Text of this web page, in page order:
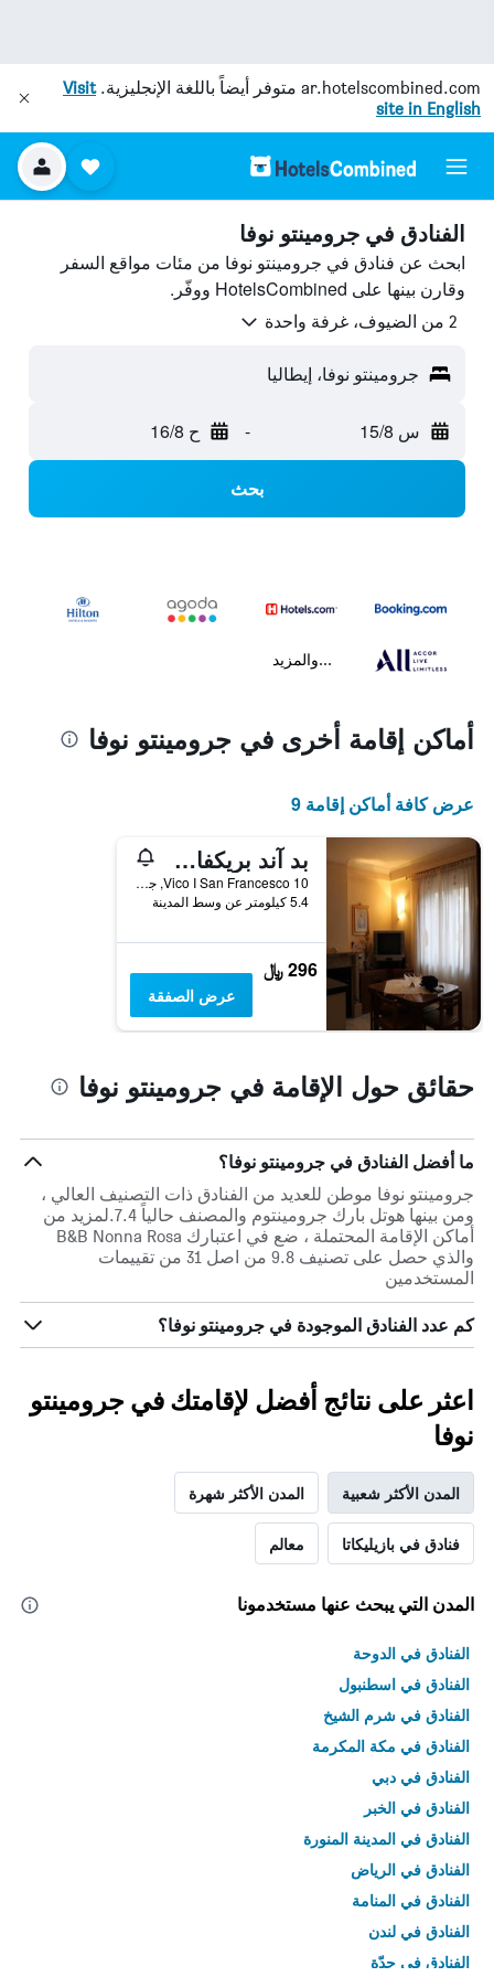
ar.hotelscombined.com متوفر أيضاً باللغة الإنجليزية.Visit
site in English
الفنادق في جرومينتو نوفا
ابحث عن فنادق في جرومينتو نوفا من مئات مواقع السفر
وقارن بينها على HotelsCombined ووفّر.
2 من الضيوف، غرفة واحدة
جرومينتو نوفا، إيطاليا
س 15/8 - ح 16/8
بحث
...والمزيد
أماكن إقامة أخرى في جرومينتو نوفا
عرض كافة أماكن إقامة 9
بد آند بريكفاست سونيي دورو
Vico I San Francesco 10, جرومينتو نوفا, مقاطعة بوتنسا, إيطاليا
5.4 كيلومتر عن وسط المدينة
296 ﷼
عرض الصفقة
حقائق حول الإقامة في جرومينتو نوفا
ما أفضل الفنادق في جرومينتو نوفا؟
جرومينتو نوفا موطن للعديد من الفنادق ذات التصنيف العالي ،
ومن بينها هوتل بارك جرومينتوم والمصنف حالياً 7.4.لمزيد من
أماكن الإقامة المحتملة ، ضع في اعتبارك B&B Nonna Rosa
والذي حصل على تصنيف 9.8 من اصل 31 من تقييمات
المستخدمين
كم عدد الفنادق الموجودة في جرومينتو نوفا؟
اعثر على نتائج أفضل لإقامتك في جرومينتو
نوفا
المدن الأكثر شعبية المدن الأكثر شهرة
فنادق في بازيليكاتا معالم
المدن التي يبحث عنها مستخدمونا
الفنادق في الدوحة
الفنادق في اسطنبول
الفنادق في شرم الشيخ
الفنادق في مكة المكرمة
الفنادق في دبي
الفنادق في الخبر
الفنادق في المدينة المنورة
الفنادق في الرياض
الفنادق في المنامة
الفنادق في لندن
الفنادق في جدّة